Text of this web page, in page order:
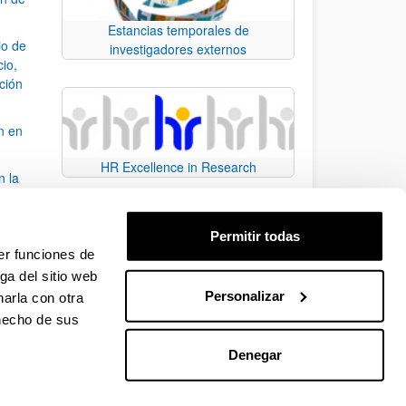
funciones de
del sitio web
con otra
de sus
Permitir todas
Personalizar
Denegar
de
en
la
desplazarse.
Estancias temporales de
investigadores externos
HR Excellence in Research